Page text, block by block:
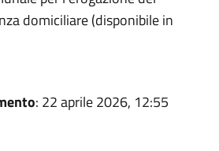
domiciliare (disponibile in
: 22 aprile 2026, 12:55